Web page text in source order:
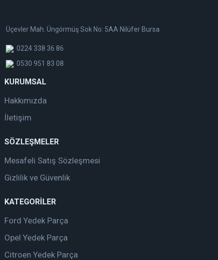
Üçevler Mah. Üngörmüş Sok No: 5AA Nilüfer Bursa
0224 338 36 86
0530 951 83 08
KURUMSAL
Hakkımızda
İletişim
SÖZLEŞMELER
Mesafeli Satış Sözleşmesi
Gizlilik ve Güvenlik
KATEGORİLER
Ford Yedek Parça
Opel Yedek Parça
Citroen Yedek Parça